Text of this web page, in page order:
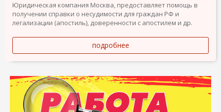
Юридическая компания Москва, предоставляет помощь в
получении справки о несудимости для граждан РФ и
легализации (апостиль), доверенности с апостилем и др.
подробнее